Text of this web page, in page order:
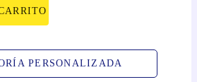
PERSONALIZADA